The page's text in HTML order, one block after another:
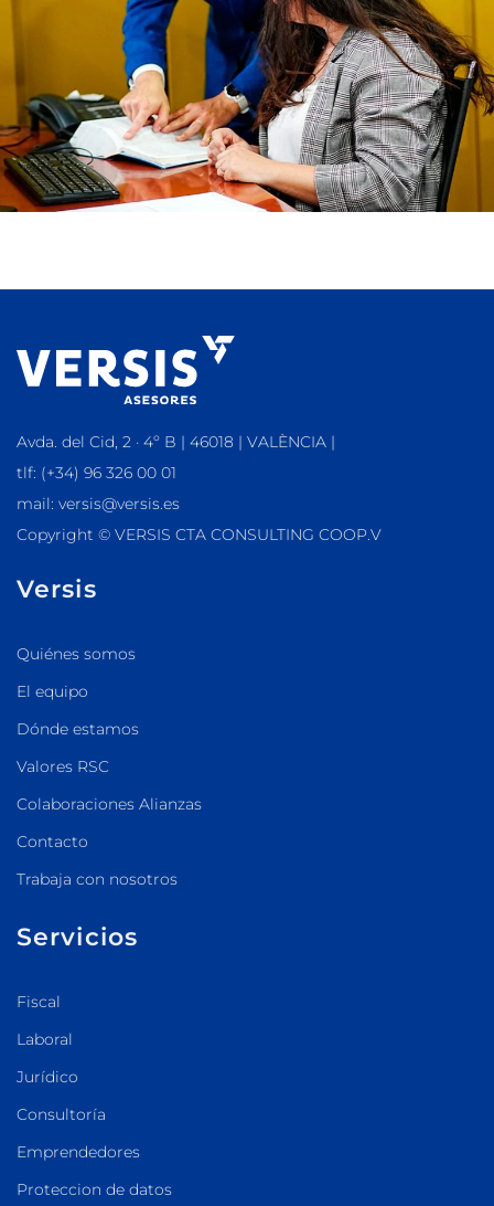
Avda. del Cid, 2 · 4º B | 46018 | VALÈNCIA |
tlf: (+34) 96 326 00 01
mail: versis@versis.es
Copyright © VERSIS CTA CONSULTING COOP.V
Versis
Quiénes somos
El equipo
Dónde estamos
Valores RSC
Colaboraciones Alianzas
Contacto
Trabaja con nosotros
Servicios
Fiscal
Laboral
Jurídico
Consultoría
Emprendedores
Proteccion de datos